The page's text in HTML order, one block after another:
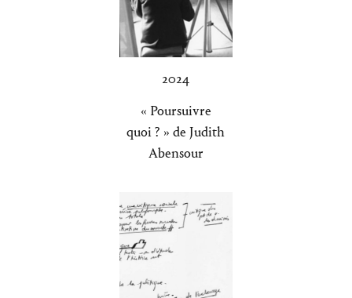
2024
« Poursuivre
quoi ? » de Judith
Abensour